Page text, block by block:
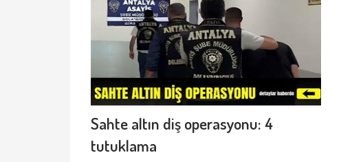
Sahte altın diş operasyonu: 4
tutuklama